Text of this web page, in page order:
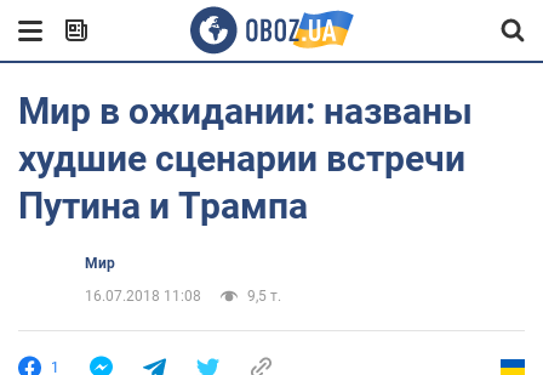
Мир в ожидании: названы
худшие сценарии встречи
Путина и Трампа
Мир
16.07.2018 11:08
9,5 т.
1